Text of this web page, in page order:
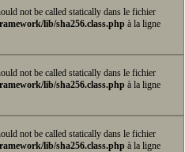
not be called statically dans le fichier
lib/sha256.class.php à la ligne
not be called statically dans le fichier
lib/sha256.class.php à la ligne
not be called statically dans le fichier
lib/sha256.class.php à la ligne